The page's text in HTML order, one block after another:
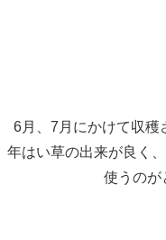
6月、7月にかけて収穫
年はい草の出来が良く
使うのが